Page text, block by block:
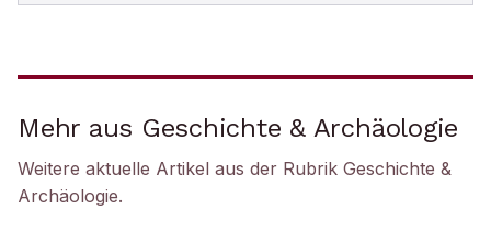
Mehr aus Geschichte & Archäologie
Weitere aktuelle Artikel aus der Rubrik Geschichte &
Archäologie.